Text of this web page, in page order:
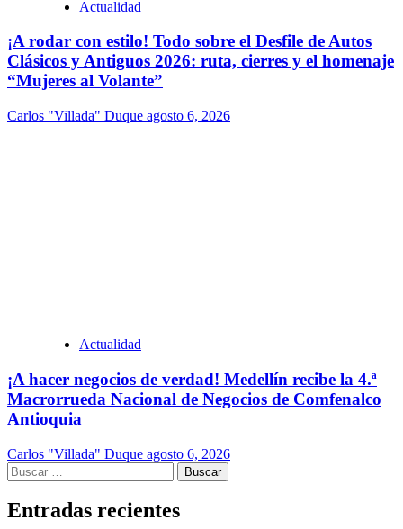
Actualidad
¡A rodar con estilo! Todo sobre el Desfile de Autos
Clásicos y Antiguos 2026: ruta, cierres y el homenaje
“Mujeres al Volante”
Carlos "Villada" Duque agosto 6, 2026
Actualidad
¡A hacer negocios de verdad! Medellín recibe la 4.ª
Macrorrueda Nacional de Negocios de Comfenalco
Antioquia
Carlos "Villada" Duque agosto 6, 2026
Buscar:
Entradas recientes